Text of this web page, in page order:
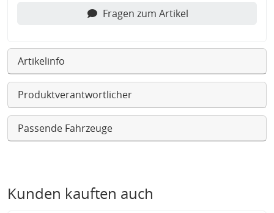
Fragen zum Artikel
Artikelinfo
Produktverantwortlicher
Passende Fahrzeuge
Kunden kauften auch